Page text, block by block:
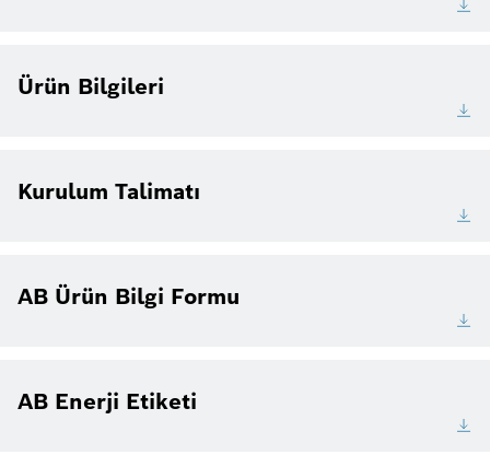
Ürün Bilgileri
Kurulum Talimatı
AB Ürün Bilgi Formu
AB Enerji Etiketi